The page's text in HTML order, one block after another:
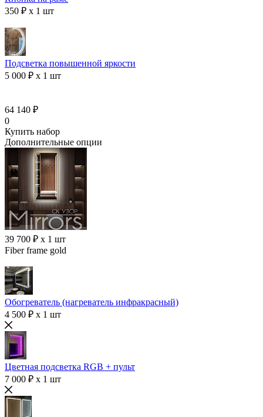
350 ₽ x 1 шт
Подсветка повышенной яркости
5 000 ₽ x 1 шт
64 140 ₽
0
Купить набор
Дополнительные опции
39 700 ₽ x 1 шт
Fiber frame gold
Обогреватель (нагреватель инфракрасный)
4 500 ₽ x 1 шт
Цветная подсветка RGB + пульт
7 000 ₽ x 1 шт